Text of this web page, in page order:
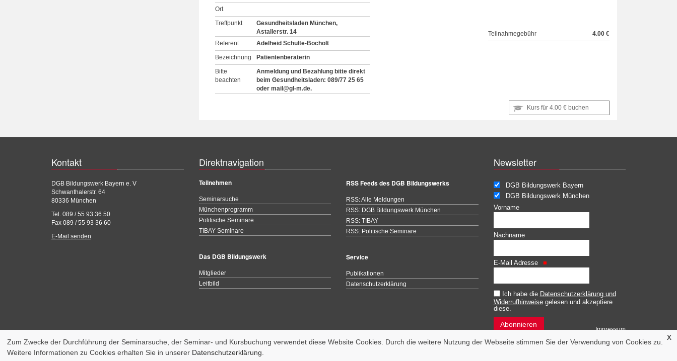
x
Zum Zwecke der Durchführung der Seminarsuche, der Seminar- und Kursbuchung verwendet diese Website Cookies. Durch die weitere Nutzung der Webseite stimmen Sie der Verwendung von Cookies zu.
Weitere Informationen zu Cookies erhalten Sie in unserer Datenschutzerklärung
Ort
Treffpunkt
Gesundheitsladen München,
Astallerstr. 14
Referent
Adelheid Schulte-Bocholt
Bezeichnung
Patientenberaterin
Bitte
beachten
Anmeldung und Bezahlung bitte direkt
beim Gesundheitsladen: 089/77 25 65
oder mail@gl-m.de.
Teilnahmegebühr 4.00 €
Kurs für 4.00 € buchen
Kontakt
DGB Bildungswerk Bayern e. V
Schwanthalerstr. 64
80336 München
Tel. 089 / 55 93 36 50
Fax 089 / 55 93 36 60
E-Mail senden
Direktnavigation
Teilnehmen
Seminarsuche
Münchenprogramm
Politische Seminare
TIBAY Seminare
Das DGB Bildungswerk
Mitglieder
Leitbild
RSS Feeds des DGB Bildungswerks
RSS: Alle Meldungen
RSS: DGB Bildungswerk München
RSS: TIBAY
RSS: Politische Seminare
Service
Publikationen
Datenschutzerklärung
Newsletter
DGB Bildungswerk Bayern
DGB Bildungswerk München
Vorname
Nachname
E-Mail Adresse
Ich habe die Datenschutzerklärung und
Widerrufhinweisegelesen und akzeptiere
diese.
Impressum